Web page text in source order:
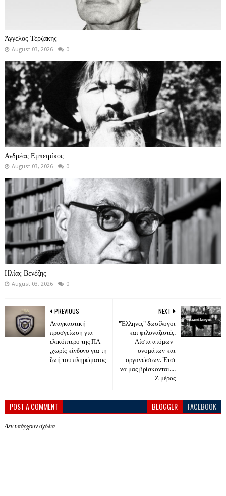
Άγγελος Τερζάκης
August 03, 2026 0
Ανδρέας Εμπειρίκος
August 03, 2026 0
Ηλίας Βενέζης
August 03, 2026 0
NEXT
"Έλληνες" δωσίλογοι
και φιλοναζιστές.
Λίστα ατόμων-
ονομάτων και
οργανώσεων. Έτσι
να μας βρίσκονται....
Ζ μέρος
PREVIOUS
Αναγκαστική
προσγείωση για
ελικόπτερο της ΠΑ
,χωρίς κίνδυνο για τη
ζωή του πληρώματος
POST A COMMENT BLOGGER FACEBOOK
Δεν υπάρχουν σχόλια